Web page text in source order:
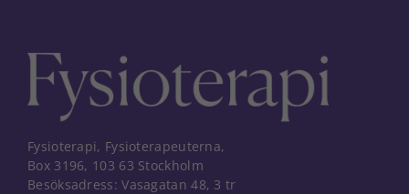
Fysioterapi, Fysioterapeuterna,
Box 3196, 103 63 Stockholm
Besöksadress: Vasagatan 48, 3 tr